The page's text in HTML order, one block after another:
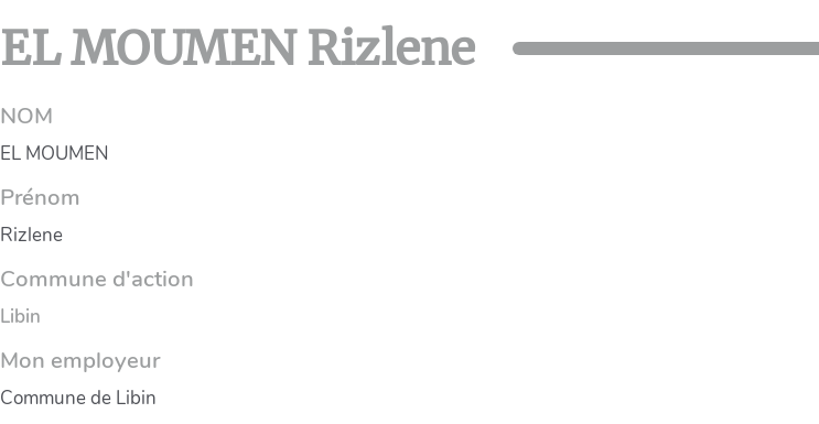
EL MOUMEN Rizlene
NOM
EL MOUMEN
Prénom
Rizlene
Commune d'action
Libin
Mon employeur
Commune de Libin